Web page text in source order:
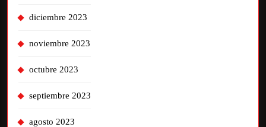
diciembre 2023
noviembre 2023
octubre 2023
septiembre 2023
agosto 2023